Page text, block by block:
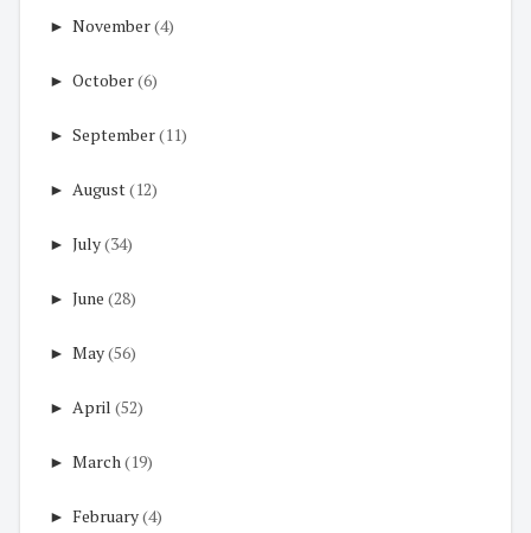
► November(4)
► October(6)
► September(11)
► August(12)
► July(34)
► June (28)
► May(56)
► April (52)
► March(19)
► February(4)